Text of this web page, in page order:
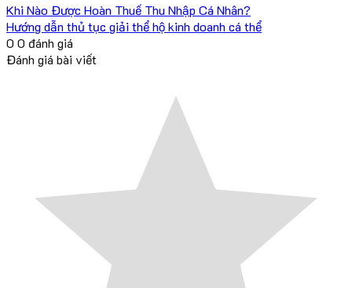
Khi Nào Được Hoàn Thuế Thu Nhập Cá Nhân?
Hướng dẫn thủ tục giải thể hộ kinh doanh cá thể
0 0 đánh giá
Đánh giá bài viết